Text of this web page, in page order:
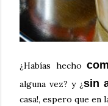
¿Habías hecho
alguna vez? y ¿sin
casa!, espero que en